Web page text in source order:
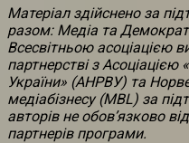
Матеріал здійснено за
разом: Медіа та
Всесвітньою асоціацією
партнерстві з Асоціацією
України» (АНРВУ) та
медіабізнесу (MBL) за
авторів не обов’язково
партнерів програми.